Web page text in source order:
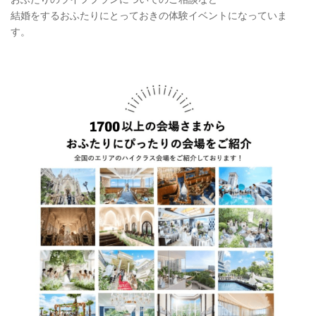
結婚をするおふたりにとっておきの体験イベントになっていま
す。